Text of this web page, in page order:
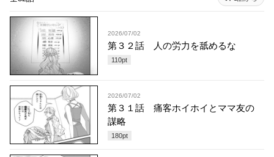
2026/07/02
第３２話 人の労力を舐めるな
110pt
2026/07/02
第３１話 痛客ホイホイとママ友の
謀略
180pt